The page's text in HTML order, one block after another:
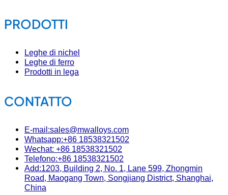
PRODOTTI
Leghe di nichel
Leghe di ferro
Prodotti in lega
CONTATTO
E-mail:sales@mwalloys.com
Whatsapp:+86 18538321502
Wechat: +86 18538321502
Telefono:+86 18538321502
Add:1203, Building 2, No. 1, Lane 599, Zhongmin
Road, Maogang Town, Songjiang District, Shanghai,
China